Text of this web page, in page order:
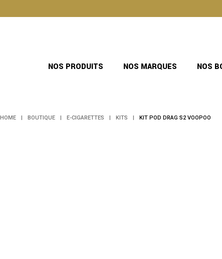
NOS PRODUITS NOS MARQUES NOS
HOME BOUTIQUE E-CIGARETTES KITS KIT POD DRAG S2 VOOPOO